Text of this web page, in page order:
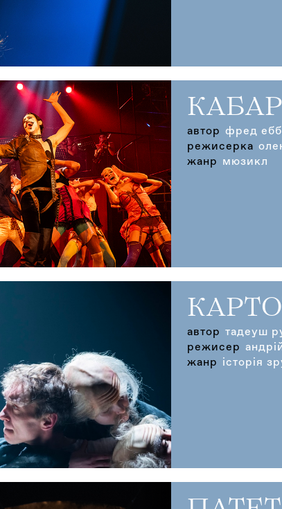
автор фред
режисерка
жанр
мюзикл
автор тадеуш
режисер
жанр
історія